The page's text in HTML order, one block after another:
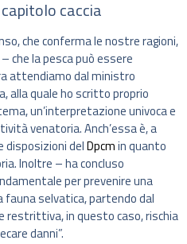
caccia
che conferma le nostre ragioni,
che la pesca può essere
attendiamo dal ministro
alla quale ho scritto proprio
un’interpretazione univoca e
venatoria. Anch’essa è, a
disposizioni delDpcmin quanto
Inoltre – ha concluso
per prevenire una
selvatica, partendo dal
restrittiva, in questo caso, rischia
danni”.